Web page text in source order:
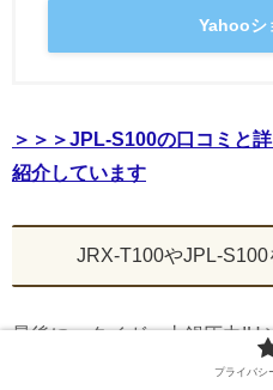
Yahooシ
＞＞＞JPL-S100の口コミと
紹介しています
JRX-T100やJPL-
最後に、タイガー土鍋圧力IH
JPL-S100をお得に購入する
プライバシ